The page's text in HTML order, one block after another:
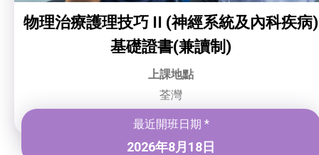
物理治療護理技巧 II (神經系統及內科疾病)
基礎證書(兼讀制)
上課地點
荃灣
最近開班日期 *
2026年8月18日